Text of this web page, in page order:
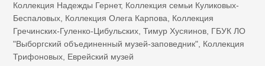
Коллекция Надежды Гернет, Коллекция семьи Куликовых-
Беспаловых Коллекция Олега Карпова
Коллекция
Гречинских-Гуленко-Цибульских Тимур Хусяинов ГБУК ЛО
"Выборгский объединенный музей-заповедник" Коллекция
Трифоновых Еврейский музей